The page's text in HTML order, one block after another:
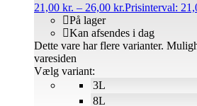
21,00 kr. – 26,00 kr.Prisinterval:
På lager
Kan afsendes i dag
Vælg variant:
Dette vare har flere varianter.
varesiden
3L
8L